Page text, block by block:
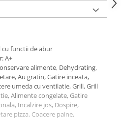
functii de abur
A+
alimente, Dehydrating,
Au gratin, Gatire inceata,
umeda cu ventilatie, Grill, Grill
Alimente congelate, Gatire
Incalzire jos, Dospire,
pizza, Coacere paine,